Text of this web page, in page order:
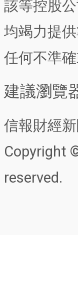
該等控股
均竭力提
任何不準
建議瀏覽
信報財經
Copyright
reserved.